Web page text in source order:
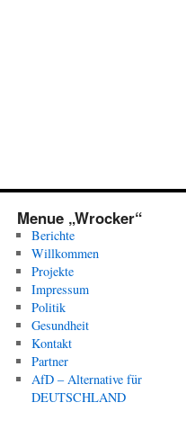
Menue „Wrocker“
Berichte
Willkommen
Projekte
Impressum
Politik
Gesundheit
Kontakt
Partner
AfD – Alternative für
DEUTSCHLAND